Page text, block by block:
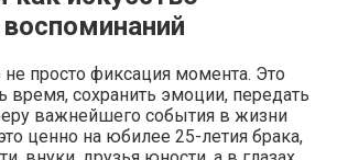
просто фиксация момента. Это
время, сохранить эмоции, передать
важнейшего события в жизни
ценно на юбилее 25-летия брака,